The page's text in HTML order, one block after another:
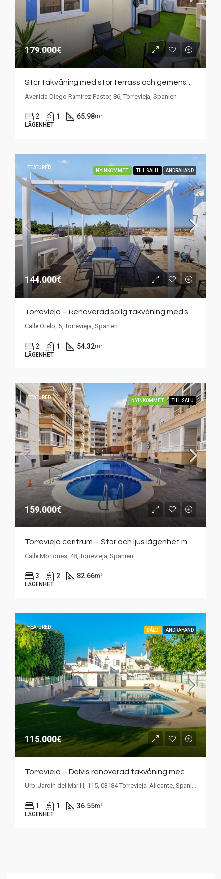
179.000€
Avenida Diego Ramírez Pastor, 86, Torrevieja, Spanien
2 1 65.98m²
LÄGENHET
FEATURED
NYINKOMMET TILL SALU ANDRAHAND
144.000€
Calle Otelo, 5, Torrevieja, Spanien
2 1 54.32m²
LÄGENHET
FEATURED
NYINKOMMET TILL SALU
159.000€
Calle Moriones, 48, Torrevieja, Spanien
3 2 82.66m²
LÄGENHET
FEATURED
SÅLD ANDRAHAND
115.000€
Urb. Jardín del Mar III, 115, 03184 Torrevieja, Alicante, Spanien
1 1 36.55m²
LÄGENHET